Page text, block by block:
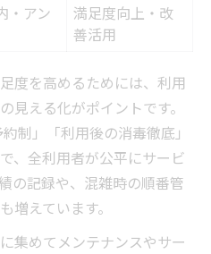
・アン
満足度向上・改
善活用
度を高めるためには、利用
見える化がポイントです。
制」「利用後の消毒徹底」
、全利用者が公平にサービ
の記録や、混雑時の順番管
増えています。
集めてメンテナンスやサー